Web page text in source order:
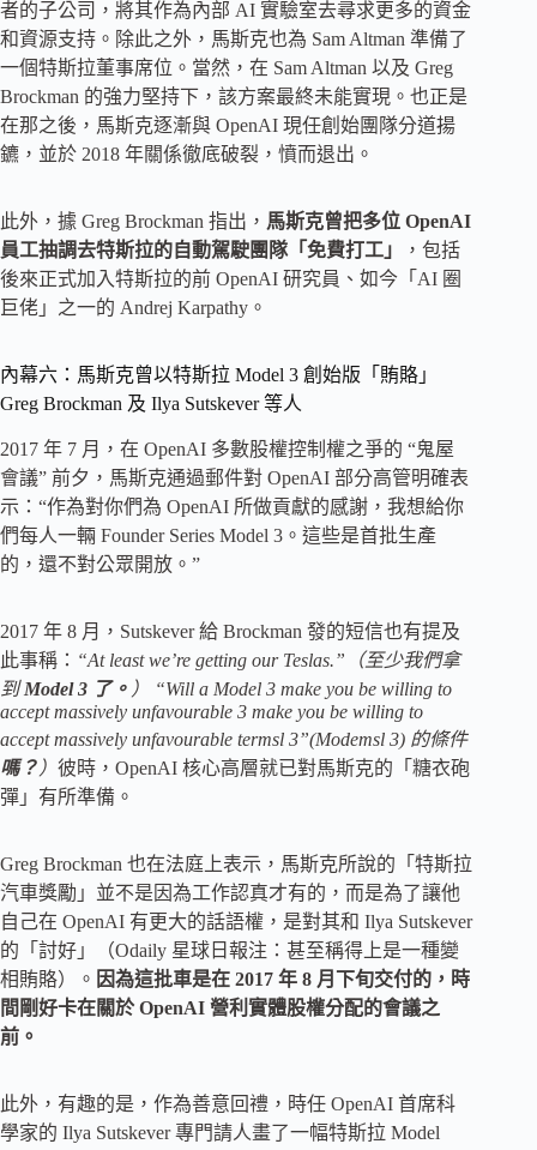
者的子公司，將其作為內部 AI 實驗室去尋求更多的資金
和資源支持。除此之外，馬斯克也為 Sam Altman 準備了
一個特斯拉董事席位。當然，在 Sam Altman 以及 Greg
Brockman 的強力堅持下，該方案最終未能實現。也正是
在那之後，馬斯克逐漸與 OpenAI 現任創始團隊分道揚
鑣，並於 2018 年關係徹底破裂，憤而退出。
此外，據 Greg Brockman 指出， 馬斯克曾把多位 OpenAI
員工抽調去特斯拉的自動駕駛團隊「免費打工」
，包括
後來正式加入特斯拉的前 OpenAI 研究員、如今「AI 圈
巨佬」之一的 Andrej Karpathy。
內幕六：馬斯克曾以特斯拉 Model 3 創始版「賄賂」
Greg Brockman 及 Ilya Sutskever 等人
2017 年 7 月，在 OpenAI 多數股權控制權之爭的 “鬼屋
會議” 前夕，馬斯克通過郵件對 OpenAI 部分高管明確表
示：“作為對你們為 OpenAI 所做貢獻的感謝，我想給你
們每人一輛 Founder Series Model 3。這些是首批生產
的，還不對公眾開放。”
2017 年 8 月，Sutskever 給 Brockman 發的短信也有提及
此事稱： “At least we’re getting our Teslas.”（至少我們拿
到Model 3 了。 ） “Will a Model 3 make you be willing to
accept massively unfavourable 3 make you be willing to
accept massively unfavourable termsl 3”(Modemsl 3) 的條件
嗎？） 彼時，OpenAI 核心高層就已對馬斯克的「糖衣砲
彈」有所準備。
Greg Brockman 也在法庭上表示，馬斯克所說的「特斯拉
汽車獎勵」並不是因為工作認真才有的，而是為了讓他
自己在 OpenAI 有更大的話語權，是對其和 Ilya Sutskever
的「討好」（Odaily 星球日報注：甚至稱得上是一種變
相賄賂）。 因為這批車是在 2017 年 8 月下旬交付的，時
間剛好卡在關於 OpenAI 營利實體股權分配的會議之
前。
此外，有趣的是，作為善意回禮，時任 OpenAI 首席科
學家的 Ilya Sutskever 專門請人畫了一幅特斯拉 Model